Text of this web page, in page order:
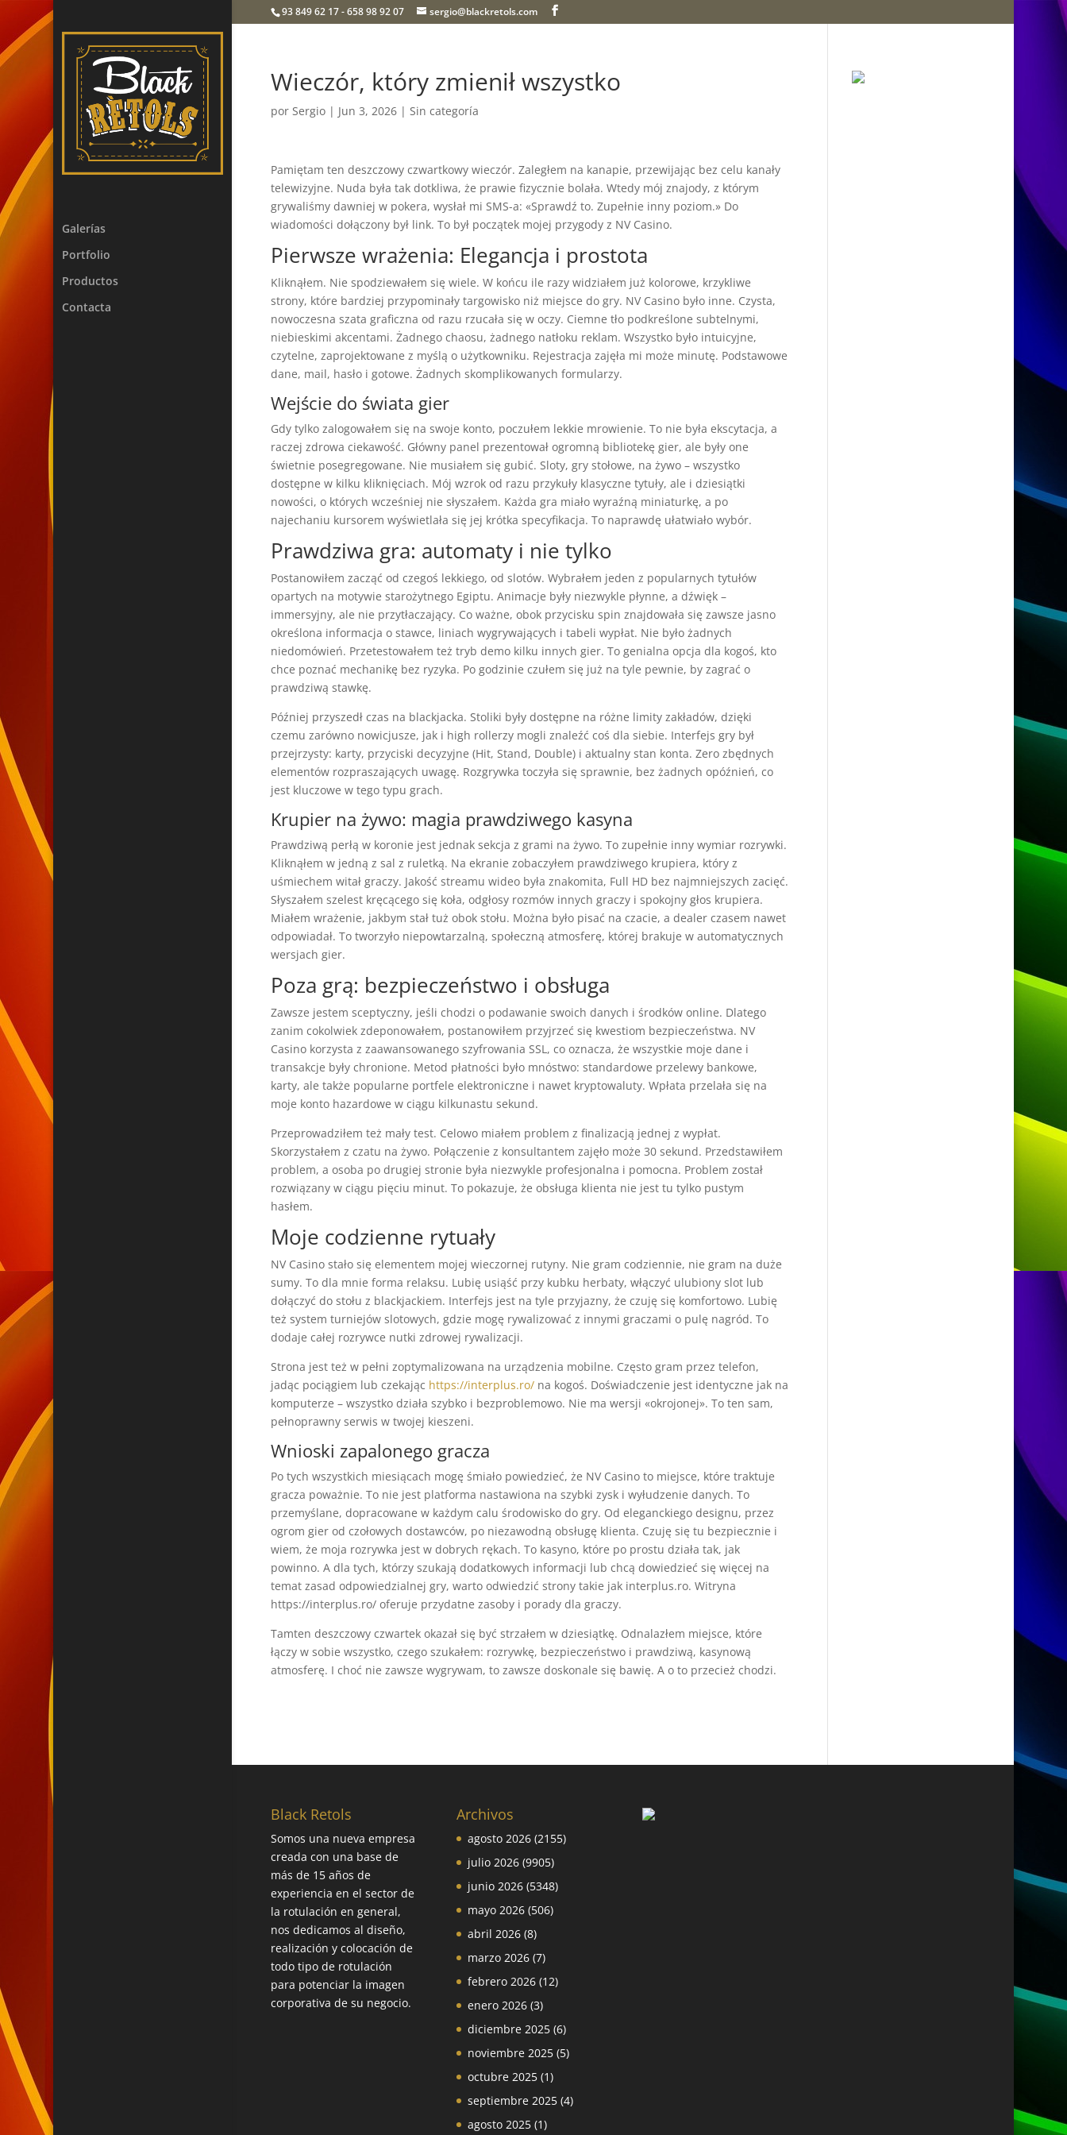
93 849 62 17 - 658 98 92 07 sergio@blackretols.com
Galerías
Portfolio
Productos
Contacta
Wieczór, który zmienił wszystko
porSergio | Jun 3, 2026 | Sin categoría
Pamiętam ten deszczowy czwartkowy wieczór. Zaległem na kanapie, przewijając bez celu kanały
telewizyjne. Nuda była tak dotkliwa, że prawie fizycznie bolała. Wtedy mój znajody, z którym
grywaliśmy dawniej w pokera, wysłał mi SMS-a: «Sprawdź to. Zupełnie inny poziom.» Do
wiadomości dołączony był link. To był początek mojej przygody z NV Casino.
Pierwsze wrażenia: Elegancja i prostota
Kliknąłem. Nie spodziewałem się wiele. W końcu ile razy widziałem już kolorowe, krzykliwe
strony, które bardziej przypominały targowisko niż miejsce do gry. NV Casino było inne. Czysta,
nowoczesna szata graficzna od razu rzucała się w oczy. Ciemne tło podkreślone subtelnymi,
niebieskimi akcentami. Żadnego chaosu, żadnego natłoku reklam. Wszystko było intuicyjne,
czytelne, zaprojektowane z myślą o użytkowniku. Rejestracja zajęła mi może minutę. Podstawowe
dane, mail, hasło i gotowe. Żadnych skomplikowanych formularzy.
Wejście do świata gier
Gdy tylko zalogowałem się na swoje konto, poczułem lekkie mrowienie. To nie była ekscytacja, a
raczej zdrowa ciekawość. Główny panel prezentował ogromną bibliotekę gier, ale były one
świetnie posegregowane. Nie musiałem się gubić. Sloty, gry stołowe, na żywo – wszystko
dostępne w kilku kliknięciach. Mój wzrok od razu przykuły klasyczne tytuły, ale i dziesiątki
nowości, o których wcześniej nie słyszałem. Każda gra miało wyraźną miniaturkę, a po
najechaniu kursorem wyświetlała się jej krótka specyfikacja. To naprawdę ułatwiało wybór.
Prawdziwa gra: automaty i nie tylko
Postanowiłem zacząć od czegoś lekkiego, od slotów. Wybrałem jeden z popularnych tytułów
opartych na motywie starożytnego Egiptu. Animacje były niezwykle płynne, a dźwięk –
immersyjny, ale nie przytłaczający. Co ważne, obok przycisku spin znajdowała się zawsze jasno
określona informacja o stawce, liniach wygrywających i tabeli wypłat. Nie było żadnych
niedomówień. Przetestowałem też tryb demo kilku innych gier. To genialna opcja dla kogoś, kto
chce poznać mechanikę bez ryzyka. Po godzinie czułem się już na tyle pewnie, by zagrać o
prawdziwą stawkę.
Później przyszedł czas na blackjacka. Stoliki były dostępne na różne limity zakładów, dzięki
czemu zarówno nowicjusze, jak i high rollerzy mogli znaleźć coś dla siebie. Interfejs gry był
przejrzysty: karty, przyciski decyzyjne (Hit, Stand, Double) i aktualny stan konta. Zero zbędnych
elementów rozpraszających uwagę. Rozgrywka toczyła się sprawnie, bez żadnych opóźnień, co
jest kluczowe w tego typu grach.
Krupier na żywo: magia prawdziwego kasyna
Prawdziwą perłą w koronie jest jednak sekcja z grami na żywo. To zupełnie inny wymiar rozrywki.
Kliknąłem w jedną z sal z ruletką. Na ekranie zobaczyłem prawdziwego krupiera, który z
uśmiechem witał graczy. Jakość streamu wideo była znakomita, Full HD bez najmniejszych zacięć.
Słyszałem szelest kręcącego się koła, odgłosy rozmów innych graczy i spokojny głos krupiera.
Miałem wrażenie, jakbym stał tuż obok stołu. Można było pisać na czacie, a dealer czasem nawet
odpowiadał. To tworzyło niepowtarzalną, społeczną atmosferę, której brakuje w automatycznych
wersjach gier.
Poza grą: bezpieczeństwo i obsługa
Zawsze jestem sceptyczny, jeśli chodzi o podawanie swoich danych i środków online. Dlatego
zanim cokolwiek zdeponowałem, postanowiłem przyjrzeć się kwestiom bezpieczeństwa. NV
Casino korzysta z zaawansowanego szyfrowania SSL, co oznacza, że wszystkie moje dane i
transakcje były chronione. Metod płatności było mnóstwo: standardowe przelewy bankowe,
karty, ale także popularne portfele elektroniczne i nawet kryptowaluty. Wpłata przelała się na
moje konto hazardowe w ciągu kilkunastu sekund.
Przeprowadziłem też mały test. Celowo miałem problem z finalizacją jednej z wypłat.
Skorzystałem z czatu na żywo. Połączenie z konsultantem zajęło może 30 sekund. Przedstawiłem
problem, a osoba po drugiej stronie była niezwykle profesjonalna i pomocna. Problem został
rozwiązany w ciągu pięciu minut. To pokazuje, że obsługa klienta nie jest tu tylko pustym
hasłem.
Moje codzienne rytuały
NV Casino stało się elementem mojej wieczornej rutyny. Nie gram codziennie, nie gram na duże
sumy. To dla mnie forma relaksu. Lubię usiąść przy kubku herbaty, włączyć ulubiony slot lub
dołączyć do stołu z blackjackiem. Interfejs jest na tyle przyjazny, że czuję się komfortowo. Lubię
też system turniejów slotowych, gdzie mogę rywalizować z innymi graczami o pulę nagród. To
dodaje całej rozrywce nutki zdrowej rywalizacji.
Strona jest też w pełni zoptymalizowana na urządzenia mobilne. Często gram przez telefon,
jadąc pociągiem lub czekając https://interplus.ro/ na kogoś. Doświadczenie jest identyczne jak na
komputerze – wszystko działa szybko i bezproblemowo. Nie ma wersji «okrojonej». To ten sam,
pełnoprawny serwis w twojej kieszeni.
Wnioski zapalonego gracza
Po tych wszystkich miesiącach mogę śmiało powiedzieć, że NV Casino to miejsce, które traktuje
gracza poważnie. To nie jest platforma nastawiona na szybki zysk i wyłudzenie danych. To
przemyślane, dopracowane w każdym calu środowisko do gry. Od eleganckiego designu, przez
ogrom gier od czołowych dostawców, po niezawodną obsługę klienta. Czuję się tu bezpiecznie i
wiem, że moja rozrywka jest w dobrych rękach. To kasyno, które po prostu działa tak, jak
powinno. A dla tych, którzy szukają dodatkowych informacji lub chcą dowiedzieć się więcej na
temat zasad odpowiedzialnej gry, warto odwiedzić strony takie jak interplus.ro. Witryna
https://interplus.ro/ oferuje przydatne zasoby i porady dla graczy.
Tamten deszczowy czwartek okazał się być strzałem w dziesiątkę. Odnalazłem miejsce, które
łączy w sobie wszystko, czego szukałem: rozrywkę, bezpieczeństwo i prawdziwą, kasynową
atmosferę. I choć nie zawsze wygrywam, to zawsze doskonale się bawię. A o to przecież chodzi.
Black Retols
Somos una nueva empresa
creada con una base de
más de 15 años de
experiencia en el sector de
la rotulación en general,
nos dedicamos al diseño,
realización y colocación de
todo tipo de rotulación
para potenciar la imagen
corporativa de su negocio.
Archivos
agosto 2026 (2155)
julio 2026 (9905)
junio 2026 (5348)
mayo 2026 (506)
abril 2026 (8)
marzo 2026 (7)
febrero 2026 (12)
enero 2026 (3)
diciembre 2025 (6)
noviembre 2025 (5)
octubre 2025 (1)
septiembre 2025 (4)
agosto 2025 (1)